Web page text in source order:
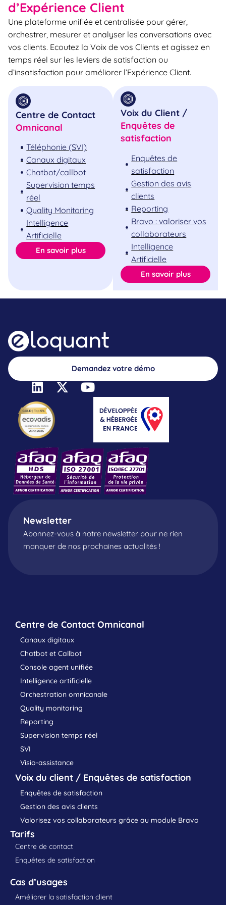
d’Expérience Client
Une plateforme unifiée et centralisée pour gérer,
orchestrer, mesurer et analyser les conversations avec
vos clients. Ecoutez la Voix de vos Clients et agissez en
temps réel sur les leviers de satisfaction ou
d’insatisfaction pour améliorer l’Expérience Client.
Centre de Contact
Omnicanal
Téléphonie (SVI)
Canaux digitaux
Chatbot/callbot
Supervision temps
réel
Quality Monitoring
Intelligence
Artificielle
En savoir plus
Voix du Client /
Enquêtes de
satisfaction
Enquêtes de
satisfaction
Gestion des avis
clients
Reporting
Bravo : valoriser vos
collaborateurs
Intelligence
Artificielle
En savoir plus
Demandez votre démo
Newsletter
Abonnez-vous à notre newsletter pour ne rien
manquer de nos prochaines actualités !
Centre de Contact Omnicanal
Canaux digitaux
Chatbot et Callbot
Console agent unifiée
Intelligence artificielle
Orchestration omnicanale
Quality monitoring
Reporting
Supervision temps réel
SVI
Visio-assistance
Voix du client / Enquêtes de satisfaction
Enquêtes de satisfaction
Gestion des avis clients
Valorisez vos collaborateurs grâce au module Bravo
Tarifs
Centre de contact
Enquêtes de satisfaction
Cas d’usages
Améliorer la satisfaction client